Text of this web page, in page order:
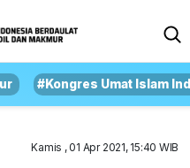
#Kongres Umat Islam
Kamis , 01 Apr 2021, 15:40 WIB